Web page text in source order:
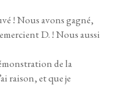
! Nous avons gagné,
D. ! Nous aussi
de la
raison, et que je